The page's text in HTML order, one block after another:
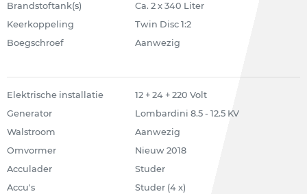
Brandstoftank(s)
Ca. 2 x 340 Liter
Keerkoppeling
Twin Disc 1:2
Boegschroef
Aanwezig
Elektrische installatie
12 + 24 + 220 Volt
Generator
Lombardini 8.5 - 12.5 KV
Walstroom
Aanwezig
Omvormer
Nieuw 2018
Acculader
Studer
Accu's
Studer (4 x)